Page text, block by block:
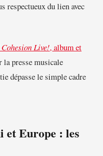
du lien avec
Live!, album et
la presse musicale
dépasse le simple cadre
et Europe : les